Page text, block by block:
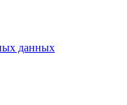
данных